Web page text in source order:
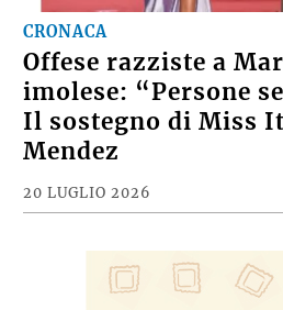
CRONACA
Offese razziste a
imolese: “Persone
Il sostegno di Miss
Mendez
20 LUGLIO 2026